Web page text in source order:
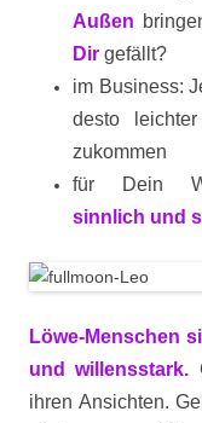
Außen
Dir gefällt?
im Business:
desto
zukommen
für Dein
sinnlich und
Löwe-Menschen
und willensstark.
ihren Ansichten.